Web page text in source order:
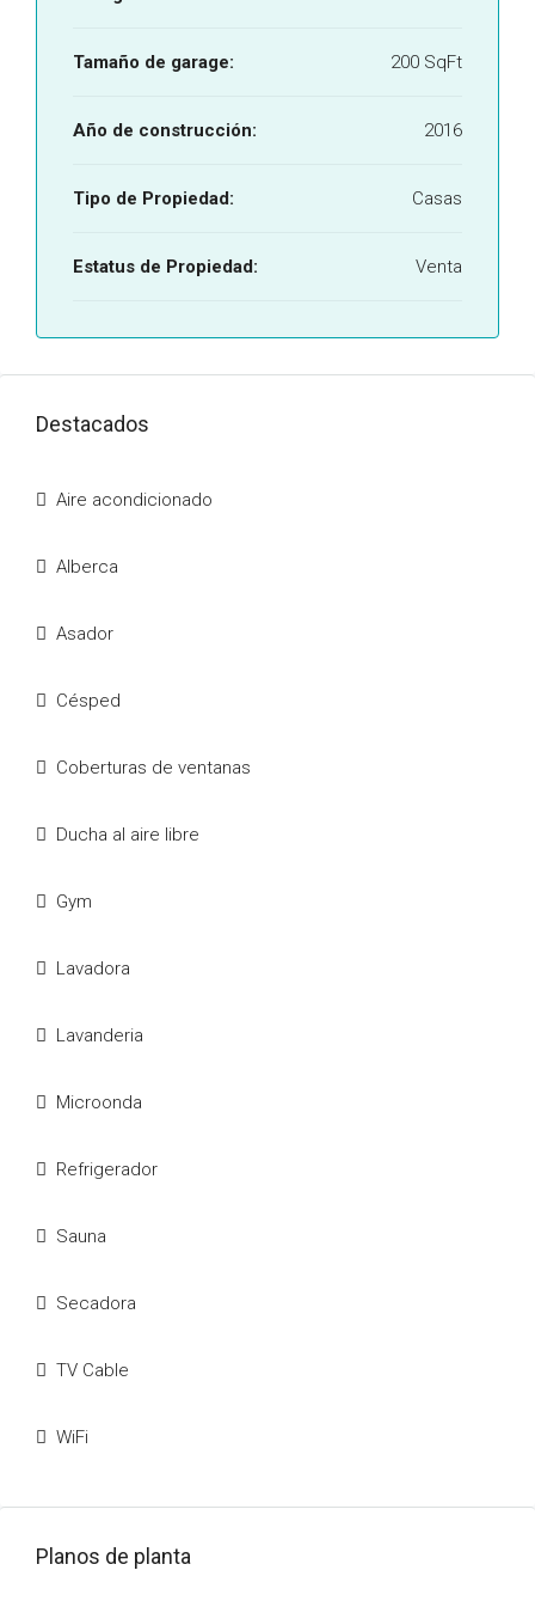
Tamaño de garage: 200 SqFt
Año de construcción: 2016
Tipo de Propiedad: Casas
Estatus de Propiedad: Venta
Destacados
Aire acondicionado
Alberca
Asador
Césped
Coberturas de ventanas
Ducha al aire libre
Gym
Lavadora
Lavanderia
Microonda
Refrigerador
Sauna
Secadora
TV Cable
WiFi
Planos de planta